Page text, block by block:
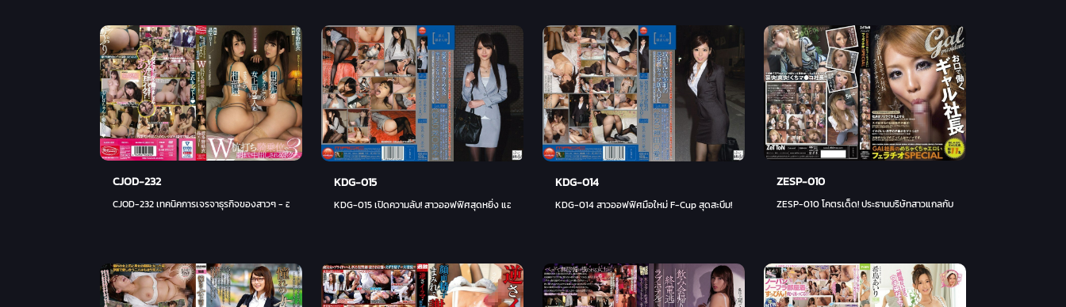
CJOD-232
CJOD-232 เทคนิคการเจรจาธุรกิจของสาวๆ - อากิระ เอริเอะ (อาไร เอริ, ยูกะ โอซาวะ)
KDG-015
KDG-015 เปิดความลับ! สาวออฟฟิศสุดหยิ่ง แอบโกนขนลับเองคนเดียว! (ล็อต 006) - อายะ เอคุระ
KDG-014
KDG-014 สาวออฟฟิศมือใหม่ F-Cup สุดสะบึม! ลูกค้าติดใจทั้งออฟฟิศ! - คันดะ ชินาย
ZESP-010
ZESP-010 โคตรเด็ด! ประธานบริษัทสาวแกลกับลีลาอมระดับเทพ! (สเปเชียล)